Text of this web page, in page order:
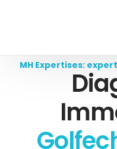
MH Expertises: